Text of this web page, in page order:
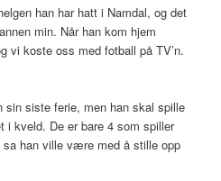
han har hatt i Namdal, og det
min. Når han kom hjem
vi koste oss med fotball på TV’n.
sin siste ferie, men han skal spille
i kveld. De er bare 4 som spiller
han ville være med å stille opp